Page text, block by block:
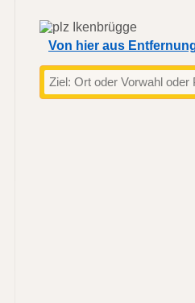
Von hier aus